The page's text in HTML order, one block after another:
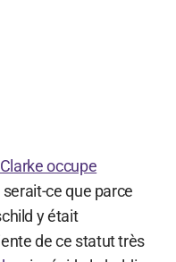
occupe
serait-ce que parce
y était
de ce statut très